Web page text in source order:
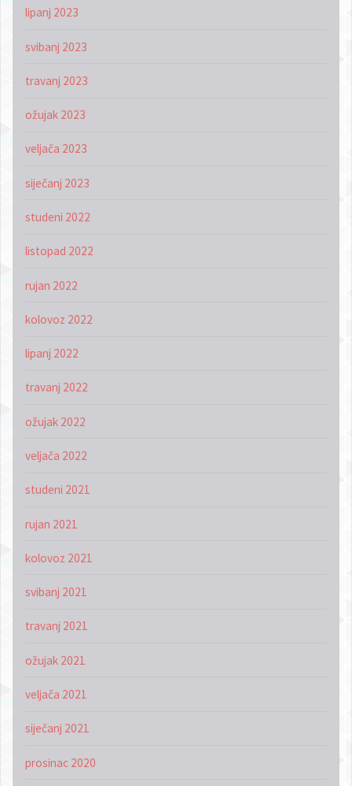
lipanj 2023
svibanj 2023
travanj 2023
ožujak 2023
veljača 2023
siječanj 2023
studeni 2022
listopad 2022
rujan 2022
kolovoz 2022
lipanj 2022
travanj 2022
ožujak 2022
veljača 2022
studeni 2021
rujan 2021
kolovoz 2021
svibanj 2021
travanj 2021
ožujak 2021
veljača 2021
siječanj 2021
prosinac 2020